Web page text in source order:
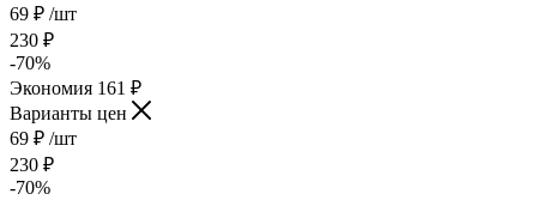
69 ₽ /шт
230 ₽
-70%
Экономия 161 ₽
Варианты цен
69 ₽ /шт
230 ₽
-70%